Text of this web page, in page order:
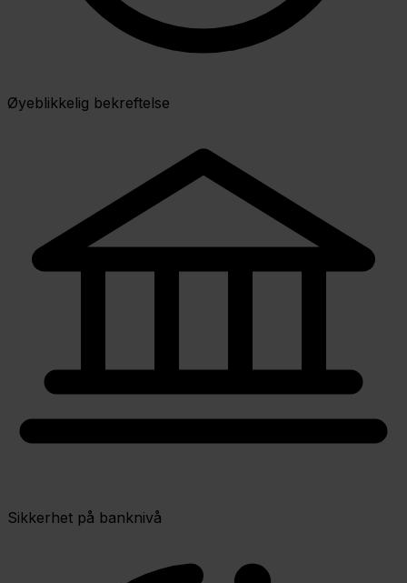
Øyeblikkelig bekreftelse
Sikkerhet på banknivå